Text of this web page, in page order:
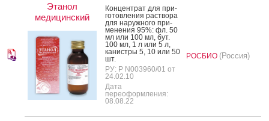
Этанол
медицинский
Кон­цен­трат для при­
готов­ле­ния рас­тво­ра
для на­руж­но­го при­
мене­ния 95%: фл. 50
мл или 100 мл, бут.
100 мл, 1 л или 5 л,
ка­нис­тры 5, 10 или 50
шт.
РУ: Р N003960/01 от
24.02.10
Дата
переоформления:
08.08.22
РОСБИО (Россия)